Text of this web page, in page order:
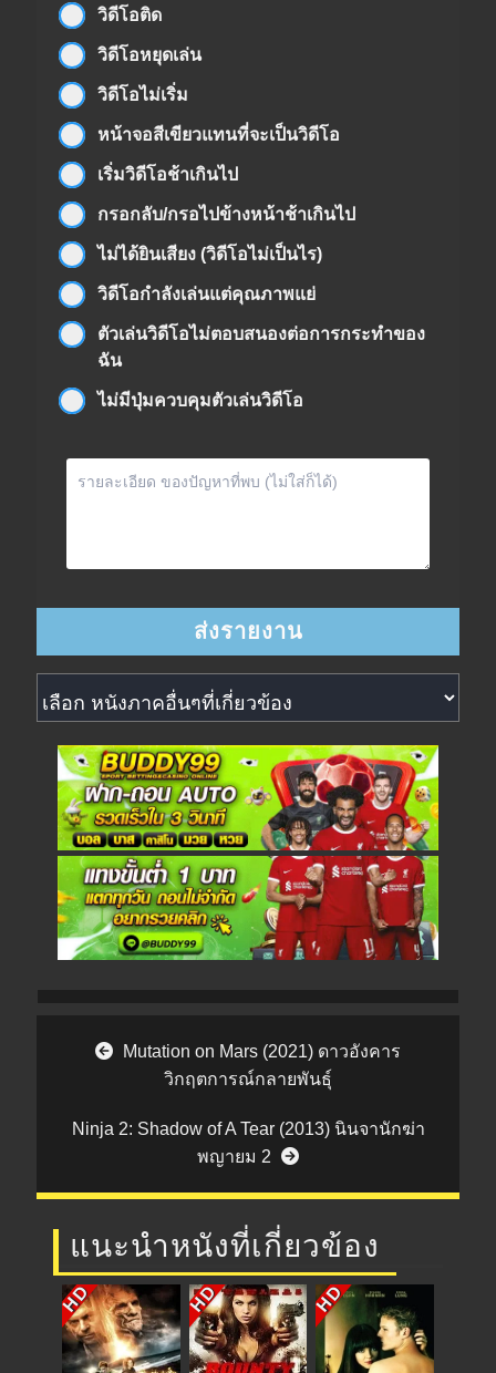
วิดีโอติด
วิดีโอหยุดเล่น
วิดีโอไม่เริ่ม
หน้าจอสีเขียวแทนที่จะเป็นวิดีโอ
เริ่มวิดีโอช้าเกินไป
กรอกลับ/กรอไปข้างหน้าช้าเกินไป
ไม่ได้ยินเสียง (วิดีโอไม่เป็นไร)
วิดีโอกำลังเล่นแต่คุณภาพแย่
ตัวเล่นวิดีโอไม่ตอบสนองต่อการกระทำของ
ฉัน
ไม่มีปุ่มควบคุมตัวเล่นวิดีโอ
Post navigation
Mutation on Mars (2021) ดาวอังคาร
วิกฤตการณ์กลายพันธุ์
Ninja 2: Shadow of A Tear (2013) นินจานักฆ่า
พญายม 2
แนะนำหนังที่เกี่ยวข้อง
HD HD HD